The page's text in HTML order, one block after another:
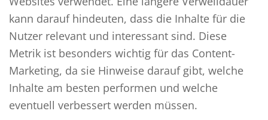
kann darauf hindeuten, dass die Inhalte für die
Nutzer relevant und interessant sind. Diese
Metrik ist besonders wichtig für das Content-
Marketing, da sie Hinweise darauf gibt, welche
Inhalte am besten performen und welche
eventuell verbessert werden müssen.